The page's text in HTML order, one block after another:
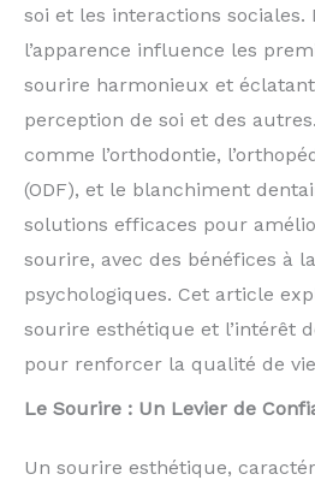
soi et les interactions sociales.
l’apparence influence les
sourire harmonieux et
perception de soi et des
comme l’orthodontie,
(ODF), et le blanchiment
solutions efficaces pour
sourire, avec des bénéfices à
psychologiques. Cet article
sourire esthétique et l’intérêt
pour renforcer la qualité de
Le Sourire : Un Levier de
Un sourire esthétique,